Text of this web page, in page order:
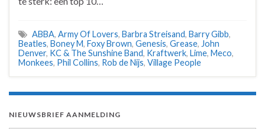
ABBA, Army Of Lovers, Barbra Streisand, Barry Gibb,
Beatles, Boney M, Foxy Brown, Genesis, Grease, John
Denver, KC & The Sunshine Band, Kraftwerk, Lime, Meco,
Monkees, Phil Collins, Rob de Nijs, Village People
NIEUWSBRIEF AANMELDING